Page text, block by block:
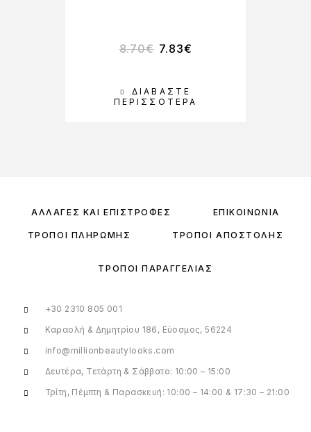
ΔΙΑΒΆΣΤΕ
ΠΕΡΙΣΣΌΤΕΡΑ
8.70€ 7.83€
ΑΛΛΑΓΈΣ ΚΑΙ ΕΠΙΣΤΡΟΦΈΣ ΕΠΙΚΟΙΝΩΝΊΑ
ΤΡΌΠΟΙ ΠΛΗΡΩΜΉΣ ΤΡΌΠΟΙ ΑΠΟΣΤΟΛΉΣ
ΤΡΌΠΟΙ ΠΑΡΑΓΓΕΛΊΑΣ
+30 2310 805 001
Καραολή & Δημητρίου 186, Εύοσμος, 56224
info@millionbeautylooks.com
Δευτέρα, Τετάρτη & Σάββατο: 10:00 – 15:00
Τρίτη, Πέμπτη & Παρασκευή: 10:00 – 14:00 & 17:30 – 21:00